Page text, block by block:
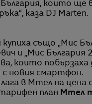
които ще
каза DJ Marten.
също „Мис
и „Мис България
които побързаха
с новия смартфон.
в Мтел на цена
план Мтел